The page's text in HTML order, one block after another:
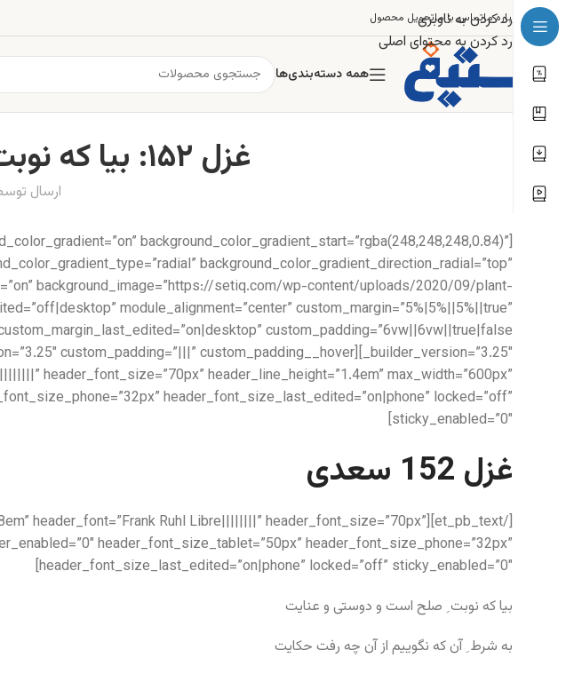
رد کردن به ناوبری
رد کردن به محتوای اصلی
درباره ماتماس با ماتحویل محصول
همه دسته‌بندی‌ها
غزل ۱۵۲: بیا که نوبت صلحست و دوستی و عنایت
ارسال
background_color_gradient_start=”rgba(248,248,248,0.84)”
background_color_gradient_direction_radial=”top”
background_image=”https://setiq.com/wp-content/uploads/2020/09/plant-
module_alignment=”center” custom_margin=”5%|5%||5%||true”
header_font_size=”70px” header_line_height=”1.4em” max_width=”600px”
header_font_size_last_edited=”on|phone” locked=”off”
sticky_enabled=”0″]
غزل 152 سعدی
header_font=”Frank Ruhl Libre||||||||” header_font_size=”70px”
header_font_size_tablet=”50px” header_font_size_phone=”32px”
header_font_size_last_edited=”on|phone” locked=”off” sticky_enabled=”0″]
بیا که نوبت ِ صلح است و دوستی و عنایت
به شرط ِ آن که نگوییم از آن چه رفت حکایت